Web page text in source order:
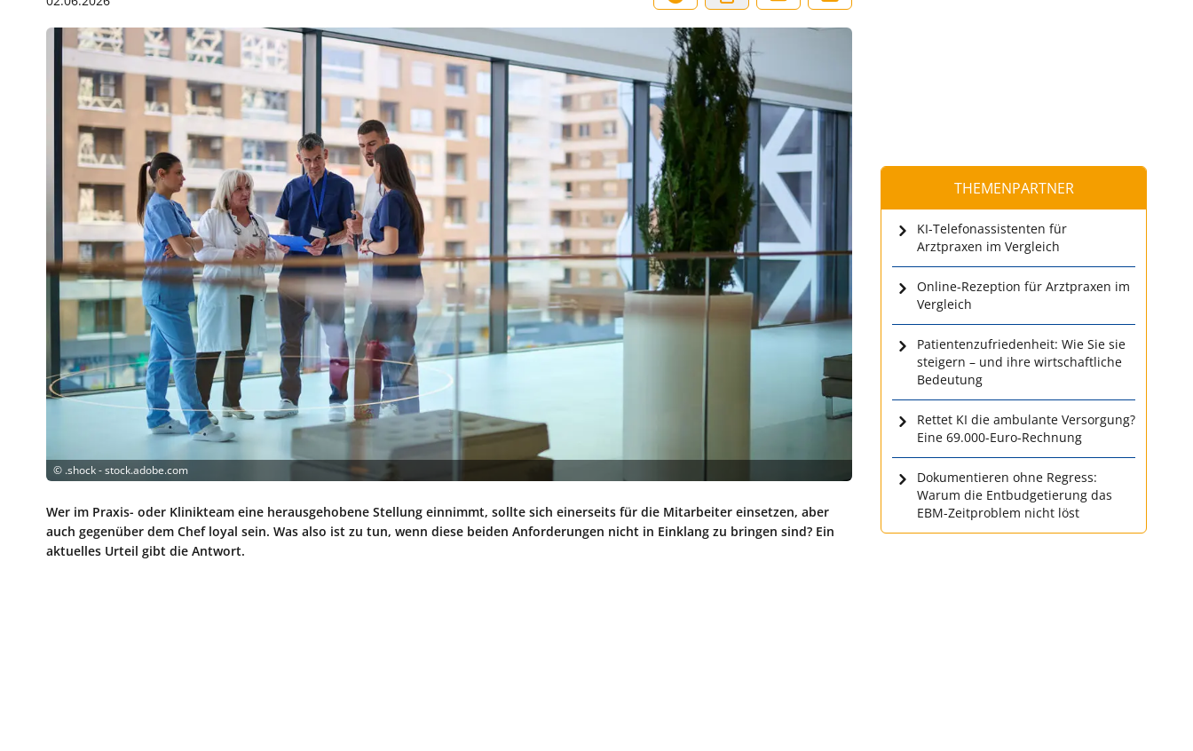
© .shock - stock.adobe.com
Wer im Praxis- oder Klinikteam eine herausgehobene Stellung einnimmt, sollte sich einerseits für die Mitarbeiter einsetzen, aber
auch gegenüber dem Chef loyal sein. Was also ist zu tun, wenn diese beiden Anforderungen nicht in Einklang zu bringen sind? Ein
aktuelles Urteil gibt die Antwort.
THEMENPARTNER
KI-Telefonassistenten für
Arztpraxen im Vergleich
Online-Rezeption für Arztpraxen im
Vergleich
Patientenzufriedenheit: Wie Sie sie
steigern – und ihre wirtschaftliche
Bedeutung
Rettet KI die ambulante Versorgung?
Eine 69.000-Euro-Rechnung
Dokumentieren ohne Regress:
Warum die Entbudgetierung das
EBM-Zeitproblem nicht löst